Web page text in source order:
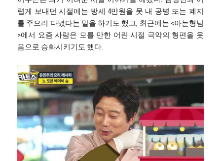
렵게 보내던 시절에는 방세 4만원을 못 내 공병 또는 폐지
를 주으러 다녔다는 말을 하기도 했고, 최근에는 <아는형님
>에서 요즘 사람은 모를 만한 어린 시절 극악의 형편을 웃
음으로 승화시키기도 했다.